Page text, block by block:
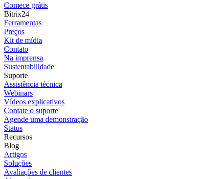
Comece grátis
Bitrix24
Ferramentas
Preços
Kit de mídia
Contato
Na imprensa
Sustentabilidade
Suporte
Assistência técnica
Webinars
Vídeos explicativos
Contate o suporte
Agende uma demonstração
Status
Recursos
Blog
Artigos
Soluções
Avaliações de clientes